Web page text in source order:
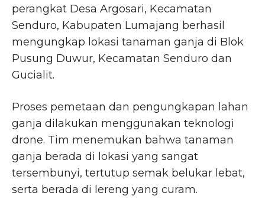
perangkat Desa Argosari, Kecamatan
Senduro, Kabupaten Lumajang berhasil
mengungkap lokasi tanaman ganja di Blok
Pusung Duwur, Kecamatan Senduro dan
Gucialit.
Proses pemetaan dan pengungkapan lahan
ganja dilakukan menggunakan teknologi
drone. Tim menemukan bahwa tanaman
ganja berada di lokasi yang sangat
tersembunyi, tertutup semak belukar lebat,
serta berada di lereng yang curam.